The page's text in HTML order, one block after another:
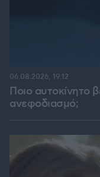
Ποιο αυτοκίνητο
ανεφοδιασμό;
06.08.2026, 19:12